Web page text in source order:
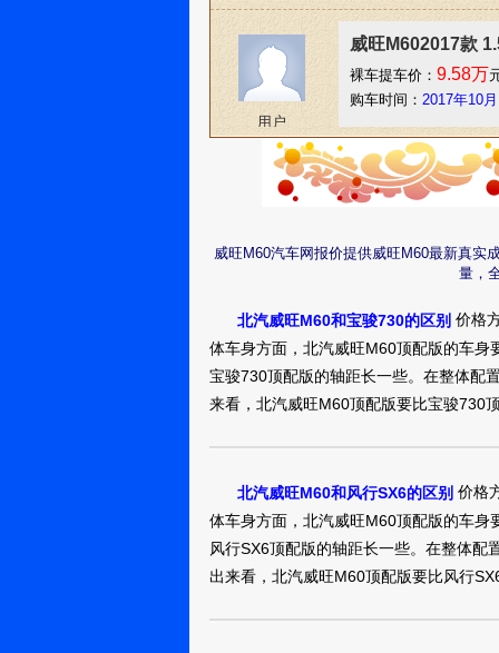
用户
10573117
威旺M602017款
裸车提车价： 9.58万
购车时间： 2017年10月
威旺M60汽车网报价提供威旺M60最新真实
量，
北汽威旺M60和宝骏730的区别 价格
体车身方面，北汽威旺M60顶配版的车
宝骏730顶配版的轴距长一些。在整体配
来看，北汽威旺M60顶配版要比宝骏730
北汽威旺M60和风行SX6的区别 价格
体车身方面，北汽威旺M60顶配版的车
风行SX6顶配版的轴距长一些。在整体
出来看，北汽威旺M60顶配版要比风行